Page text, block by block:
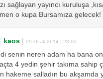
sağlayan yayıncı kuruluşa
o kupa Bursamıza gelecek!
kaos | 29 Ocak 2014 | 23:00
senin neren adam ha bana
4 yedin şehir takıma sahip
hakeme salladın bu akşamda